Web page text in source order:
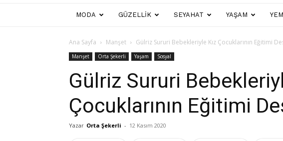
MODA GÜZELLIK SEYAHAT YAŞAM
Ana Sayfa Manşet Gülriz Sururi Bebekleriyle Kız Çocuklarının Eğitimi
Manşet Orta Şekerli Yaşam Sosyal
Gülriz Sururi
Çocuklarının Eğitimi
Yazar Orta Şekerli - 12 Kasım 2020